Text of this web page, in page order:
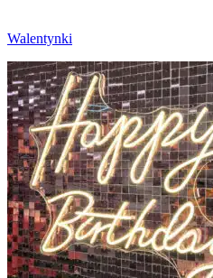
Walentynki